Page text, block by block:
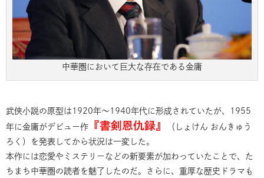
中華圏において巨大な存在である金庸
武侠小説の原型は1920年～1940年代に形成されていたが、1955
年に金庸がデビュー作
『書剣恩仇録』
（しょけん おんきゅう
ろく）を発表してから状況は一変した。
本作には恋愛やミステリーなどの新要素が加わっていたことで、た
ちまち中華圏の読者を魅了したのだ。さらに、重厚な歴史ドラマも